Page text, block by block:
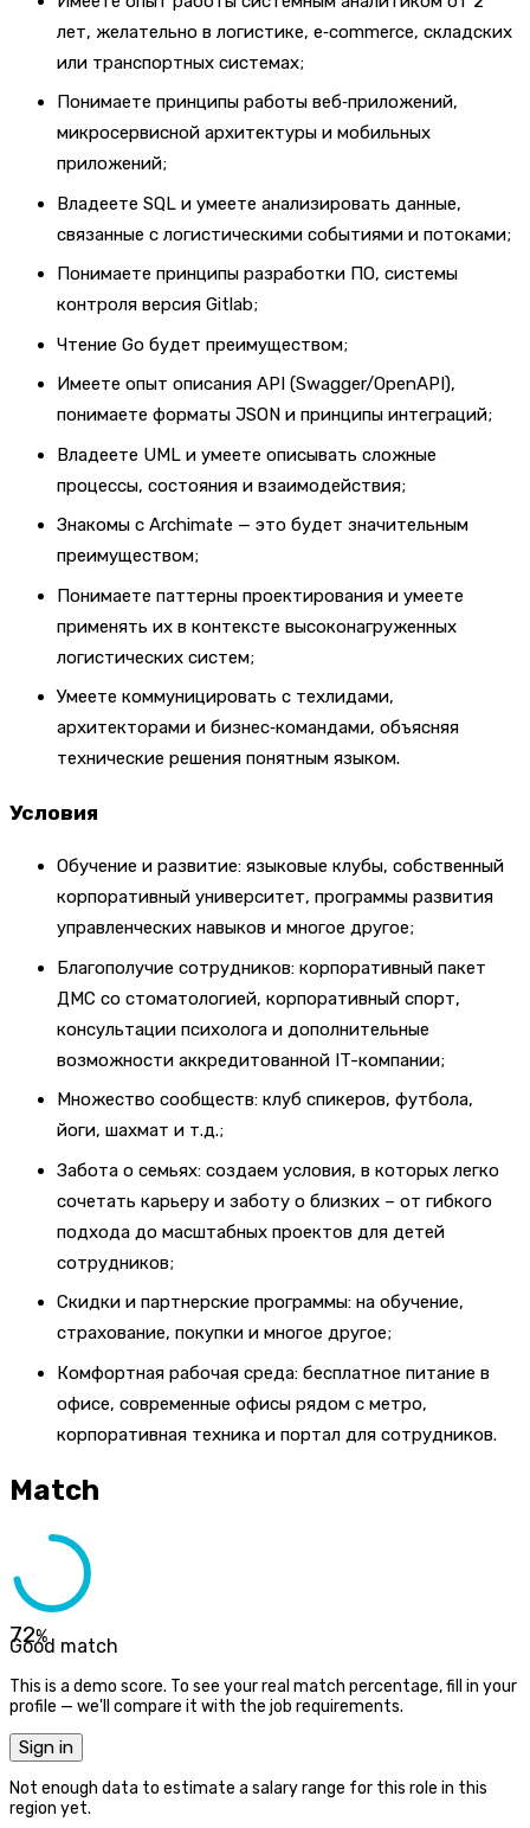
лет, желательно в логистике, e‑commerce, складских
или транспортных системах;
Понимаете принципы работы веб‑приложений,
микросервисной архитектуры и мобильных
приложений;
Владеете SQL и умеете анализировать данные,
связанные с логистическими событиями и потоками;
Понимаете принципы разработки ПО, системы
контроля версия Gitlab;
Чтение Go будет преимуществом;
Имеете опыт описания API (Swagger/OpenAPI),
понимаете форматы JSON и принципы интеграций;
Владеете UML и умеете описывать сложные
процессы, состояния и взаимодействия;
Знакомы с Archimate — это будет значительным
преимуществом;
Понимаете паттерны проектирования и умеете
применять их в контексте высоконагруженных
логистических систем;
Умеете коммуницировать с техлидами,
архитекторами и бизнес‑командами, объясняя
технические решения понятным языком.
Условия
Обучение и развитие: языковые клубы, собственный
корпоративный университет, программы развития
управленческих навыков и многое другое;
Благополучие сотрудников: корпоративный пакет
ДМС со стоматологией, корпоративный спорт,
консультации психолога и дополнительные
возможности аккредитованной IT-компании;
Множество сообществ: клуб спикеров, футбола,
йоги, шахмат и т.д.;
Забота о семьях: создаем условия, в которых легко
сочетать карьеру и заботу о близких – от гибкого
подхода до масштабных проектов для детей
сотрудников;
Скидки и партнерские программы: на обучение,
страхование, покупки и многое другое;
Комфортная рабочая среда: бесплатное питание в
офисе, современные офисы рядом с метро,
корпоративная техника и портал для сотрудников.
Match
72%
Good match
This is a demo score. To see your real match percentage, fill in your
profile — we'll compare it with the job requirements.
Sign in
Not enough data to estimate a salary range for this role in this
region yet.